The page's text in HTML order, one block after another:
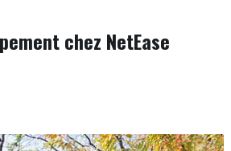
chez NetEase